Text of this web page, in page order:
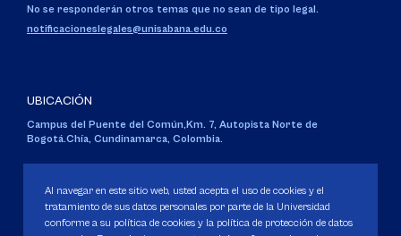
No se responderán otros temas que no sean de tipo legal.
notificacioneslegales@unisabana.edu.co
UBICACIÓN
Campus del Puente del Común,Km. 7, Autopista Norte de
Bogotá.Chía, Cundinamarca, Colombia.
Personería Jurídica:Resolución 130 del 14 de enero de 1980.
Ministerio de Educación Nacional.
Al navegar en este sitio web, usted acepta el uso de cookies y el
tratamiento de sus datos personales por parte de la Universidad
conforme a su política de cookies y la política de protección de datos